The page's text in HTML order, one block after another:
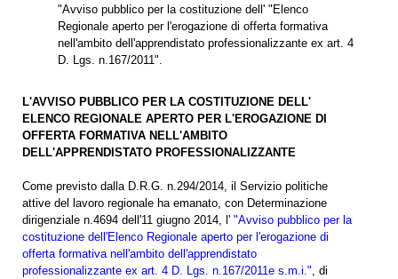
"Avviso pubblico per la costituzione dell' "Elenco
Regionale aperto per l'erogazione di offerta formativa
nell'ambito dell'apprendistato professionalizzante ex art. 4
D. Lgs. n.167/2011".
L'AVVISO PUBBLICO PER LA COSTITUZIONE DELL'
ELENCO REGIONALE APERTO PER L'EROGAZIONE DI
OFFERTA FORMATIVA NELL'AMBITO
DELL'APPRENDISTATO PROFESSIONALIZZANTE
Come previsto dalla D.R.G. n.294/2014, il Servizio politiche
attive del lavoro regionale ha emanato, con Determinazione
dirigenziale n.4694 dell'11 giugno 2014, l' "Avviso pubblico per la
costituzione dell'Elenco Regionale aperto per l'erogazione di
offerta formativa nell'ambito dell'apprendistato
professionalizzante ex art. 4 D. Lgs. n.167/2011e s.m.i." , di